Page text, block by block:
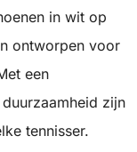
in wit op
ontworpen voor
een
zijn
tennisser.